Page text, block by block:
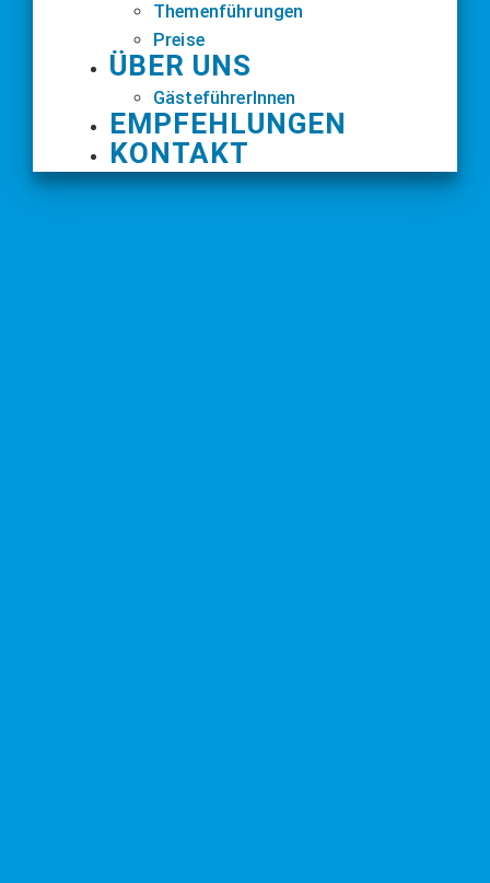
Themenführungen
Preise
ÜBER UNS
GästeführerInnen
EMPFEHLUNGEN
KONTAKT